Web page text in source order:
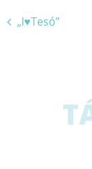
Bejegyzés
„I♥Tesó”